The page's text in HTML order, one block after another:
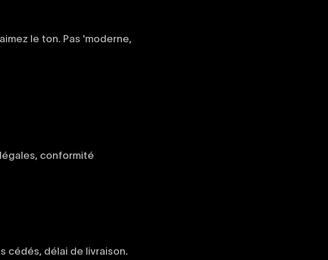
le ton. Pas 'moderne,
conformité
cédés, délai de livraison.